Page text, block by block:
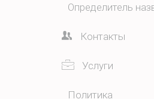
Определитель
Контакты
Услуги
Политика